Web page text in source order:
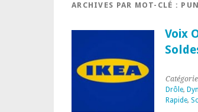
ARCHIVES PAR MOT-CLÉ :
Voix
Drôle,
Rapide,